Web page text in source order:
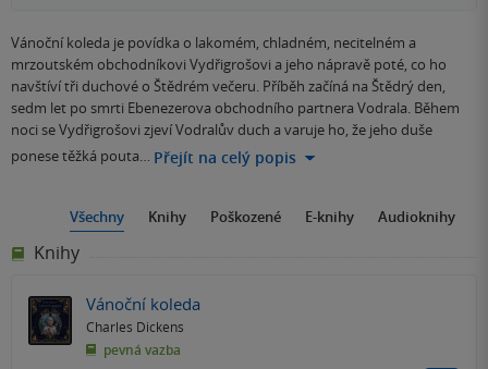
Vánoční koleda je povídka o lakomém, chladném, necitelném a
mrzoutském obchodníkovi Vydřigrošovi a jeho nápravě poté, co ho
navštíví tři duchové o Štědrém večeru. Příběh začíná na Štědrý den,
sedm let po smrti Ebenezerova obchodního partnera Vodrala. Během
noci se Vydřigrošovi zjeví Vodralův duch a varuje ho, že jeho duše
ponese těžká pouta… Přejít na celý popis
Všechny Knihy Poškozené E-knihy Audioknihy
Knihy
Vánoční koleda
Charles Dickens
pevná vazba